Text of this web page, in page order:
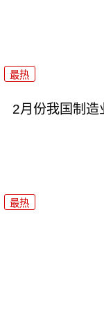
最热
2月份我国制
最热